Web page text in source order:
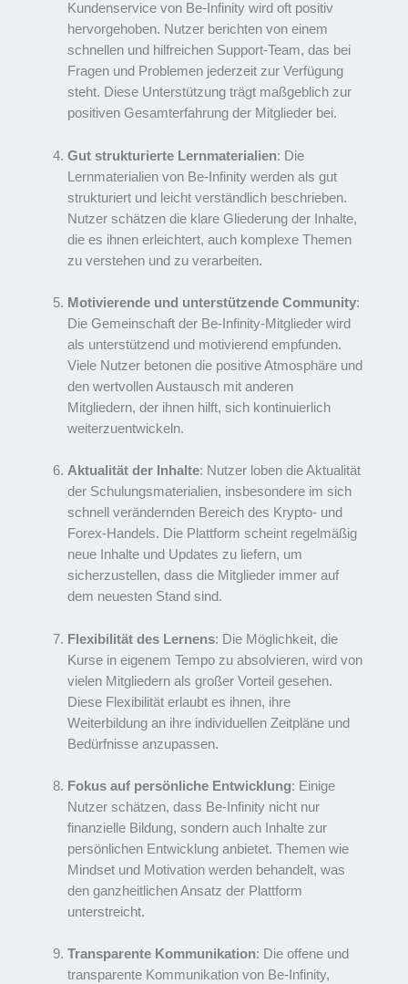
Kundenservice von Be-Infinity wird oft positiv
hervorgehoben. Nutzer berichten von einem
schnellen und hilfreichen Support-Team, das bei
Fragen und Problemen jederzeit zur Verfügung
steht. Diese Unterstützung trägt maßgeblich zur
positiven Gesamterfahrung der Mitglieder bei.
Gut strukturierte Lernmaterialien: Die
Lernmaterialien von Be-Infinity werden als gut
strukturiert und leicht verständlich beschrieben.
Nutzer schätzen die klare Gliederung der Inhalte,
die es ihnen erleichtert, auch komplexe Themen
zu verstehen und zu verarbeiten.
Motivierende und unterstützende Community:
Die Gemeinschaft der Be-Infinity-Mitglieder wird
als unterstützend und motivierend empfunden.
Viele Nutzer betonen die positive Atmosphäre und
den wertvollen Austausch mit anderen
Mitgliedern, der ihnen hilft, sich kontinuierlich
weiterzuentwickeln.
Aktualität der Inhalte: Nutzer loben die Aktualität
der Schulungsmaterialien, insbesondere im sich
schnell verändernden Bereich des Krypto- und
Forex-Handels. Die Plattform scheint regelmäßig
neue Inhalte und Updates zu liefern, um
sicherzustellen, dass die Mitglieder immer auf
dem neuesten Stand sind.
Flexibilität des Lernens: Die Möglichkeit, die
Kurse in eigenem Tempo zu absolvieren, wird von
vielen Mitgliedern als großer Vorteil gesehen.
Diese Flexibilität erlaubt es ihnen, ihre
Weiterbildung an ihre individuellen Zeitpläne und
Bedürfnisse anzupassen.
Fokus auf persönliche Entwicklung: Einige
Nutzer schätzen, dass Be-Infinity nicht nur
finanzielle Bildung, sondern auch Inhalte zur
persönlichen Entwicklung anbietet. Themen wie
Mindset und Motivation werden behandelt, was
den ganzheitlichen Ansatz der Plattform
unterstreicht.
Transparente Kommunikation: Die offene und
transparente Kommunikation von Be-Infinity,